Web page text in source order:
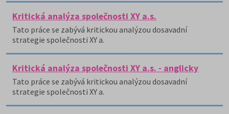
Kritická analýza společnosti XY a.s.
Tato práce se zabývá kritickou analýzou dosavadní
strategie společnosti XY a.
Kritická analýza společnosti XY a.s. - anglicky
Tato práce se zabývá kritickou analýzou dosavadní
strategie společnosti XY a.